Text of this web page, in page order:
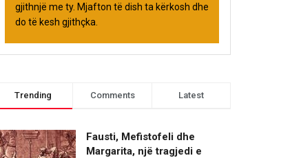
gjithnjë me ty. Mjafton të dish ta kërkosh dhe
do të kesh gjithçka.
Trending Comments Latest
Fausti, Mefistofeli dhe
Margarita, një tragjedi e